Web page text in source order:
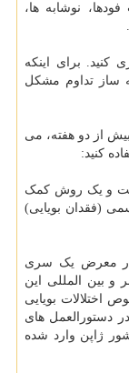
نوشابه ها،
برای اینکه
تداوم مشکل
از دو هفته، می
کنید:
است و یک روش کمک
(فقدان بویایی)
در معرض یک سری
بین المللی این
اختلالات بویایی
ناشی از ویروس کارآمد است و در سال ۲۰۱۹ در دستورالعمل های
ژاپن وارد شده